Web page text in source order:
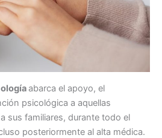
abarca el apoyo, el
psicológica a aquellas
sus familiares, durante todo el
posteriormente al alta médica.